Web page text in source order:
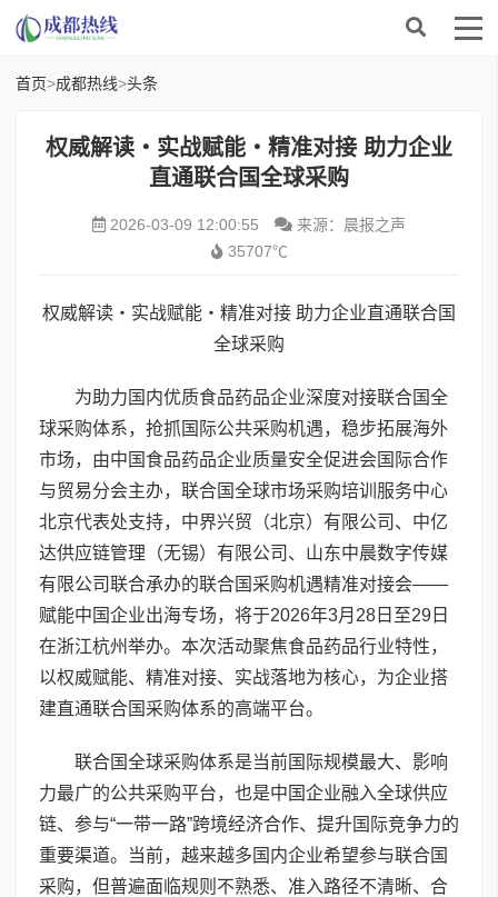
首页>成都热线>头条
权威解读・实战赋能・精准对接 助力企业
直通联合国全球采购
2026-03-09 12:00:55
来源：晨报之声
35707℃
权威解读・实战赋能・精准对接 助力企业直通联合国
全球采购
为助力国内优质食品药品企业深度对接联合国全
球采购体系，抢抓国际公共采购机遇，稳步拓展海外
市场，由中国食品药品企业质量安全促进会国际合作
与贸易分会主办，联合国全球市场采购培训服务中心
北京代表处支持，中界兴贸（北京）有限公司、中亿
达供应链管理（无锡）有限公司、山东中晨数字传媒
有限公司联合承办的联合国采购机遇精准对接会——
赋能中国企业出海专场，将于2026年3月28日至29日
在浙江杭州举办。本次活动聚焦食品药品行业特性，
以权威赋能、精准对接、实战落地为核心，为企业搭
建直通联合国采购体系的高端平台。
联合国全球采购体系是当前国际规模最大、影响
力最广的公共采购平台，也是中国企业融入全球供应
链、参与“一带一路”跨境经济合作、提升国际竞争力的
重要渠道。当前，越来越多国内企业希望参与联合国
采购，但普遍面临规则不熟悉、准入路径不清晰、合